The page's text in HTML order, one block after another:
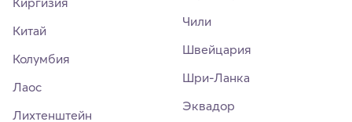
Китай
Колумбия
Лаос
Лихтенштейн
Чили
Швейцария
Шри-Ланка
Эквадор